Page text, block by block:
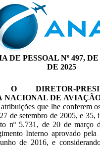
DE PESSOAL Nº 497,
DE 2025
ODIRETOR-
NACIONAL DE
que lhe conferem
de setembro de 2005, e
nº 5.731, de 20 de março
Interno aprovado pela
de 2016, e